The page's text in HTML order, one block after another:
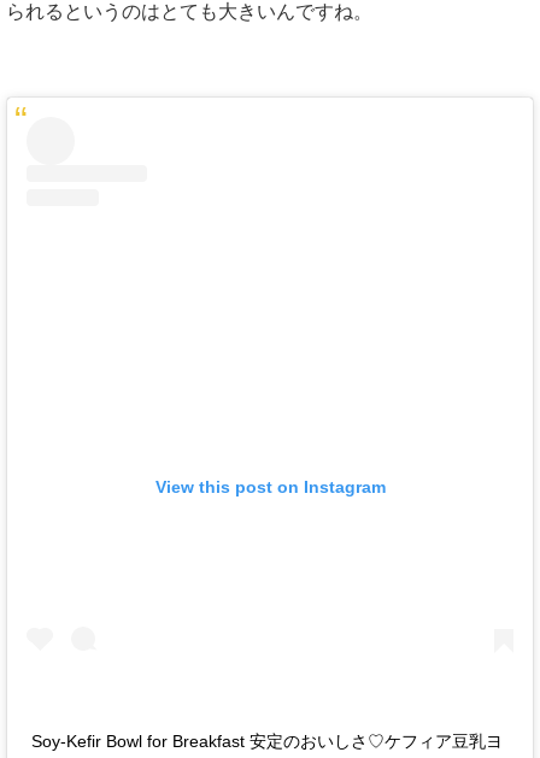
られるというのはとても大きいんですね。
View this post on Instagram
Soy-Kefir Bowl for Breakfast 安定のおいしさ♡ケフィア豆乳ヨ